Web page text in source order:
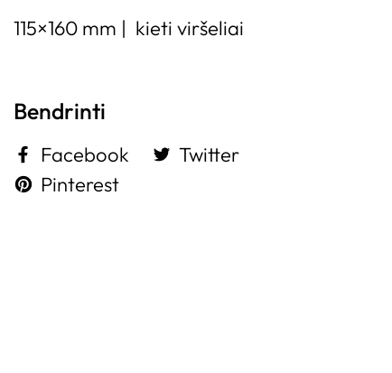
115×160 mm | kieti viršeliai
Bendrinti
Facebook
Twitter
Pinterest